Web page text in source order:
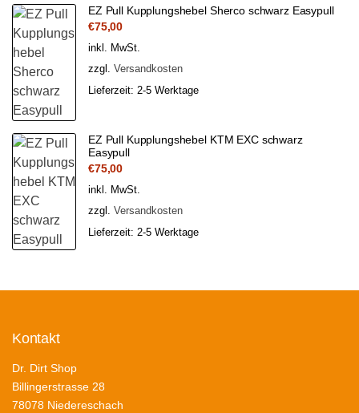
EZ Pull Kupplungshebel Sherco schwarz Easypull
€75,00
inkl. MwSt.
zzgl. Versandkosten
Lieferzeit: 2-5 Werktage
EZ Pull Kupplungshebel KTM EXC schwarz
Easypull
€75,00
inkl. MwSt.
zzgl. Versandkosten
Lieferzeit: 2-5 Werktage
Kontakt
Dr. Dirt Shop
Billingerstrasse 28
78078 Niedereschach